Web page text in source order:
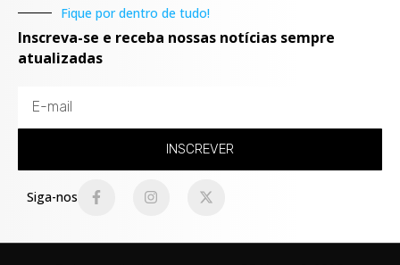
Fique por dentro de tudo!
Inscreva-se e receba nossas notícias sempre
atualizadas
INSCREVER
Siga-nos